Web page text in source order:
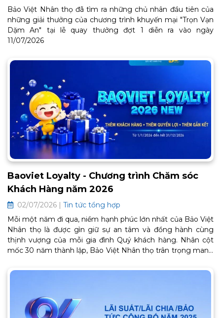
Bảo Việt Nhân thọ đã tìm ra những chủ nhân đầu tiên của
những giải thưởng của chương trình khuyến mại "Trọn Vạn
Dặm An" tại lễ quay thưởng đợt 1 diễn ra vào ngày
11/07/2026
Baoviet Loyalty - Chương trình Chăm sóc
Khách Hàng năm 2026
02/07/2026 | Tin tức tổng hợp
Mỗi một năm đi qua, niềm hạnh phúc lớn nhất của Bảo Việt
Nhân thọ là được gìn giữ sự an tâm và đồng hành cùng
thịnh vượng của mỗi gia đình Quý khách hàng. Nhân cột
mốc 30 năm thành lập, Bảo Việt Nhân thọ trân trọng mang
Loyalty 2026. Đây là lời cảm ơn chân thành từ trái tim, tiếp